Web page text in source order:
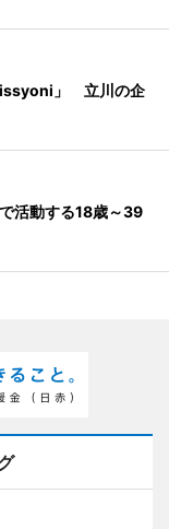
issyoni」 立川の企
活動する18歳～39